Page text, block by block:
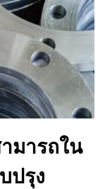
มารถใน
ปรุง